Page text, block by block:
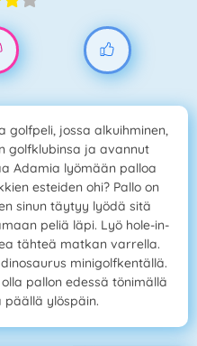
golfpeli, jossa alkuihminen,
golfklubinsa ja avannut
Adamia lyömään palloa
esteiden ohi? Pallo on
sinun täytyy lyödä sitä
peliä läpi. Lyö hole-in-
tähteä matkan varrella.
minigolfkentällä.
pallon edessä tönimällä
ylöspäin.